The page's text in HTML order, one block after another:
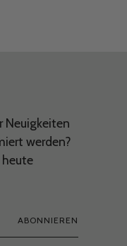
Neuigkeiten
werden?
ABONNIEREN